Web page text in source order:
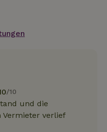
/10
und die
verlief